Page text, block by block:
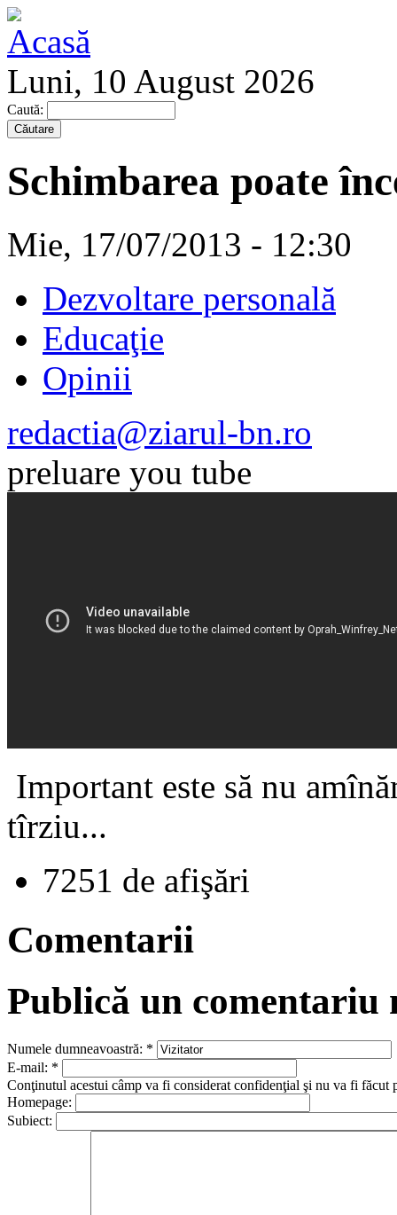
Luni, 10 August 2026
Caută:
Schimbarea poate
Mie, 17/07/2013 - 12:30
Dezvoltare personală
Educaţie
Opinii
redactia@ziarul-bn.ro
preluare you tube
Important este să nu
tîrziu...
7251 de afişări
Comentarii
Publică un comentariu
Numele dumneavoastră: *
E-mail: *
Conţinutul acestui câmp va fi considerat confidenţial şi nu va fi făcut
Homepage:
Subiect: